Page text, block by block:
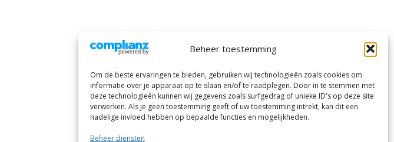
Beheer toestemming
Om de beste ervaringen te bieden, gebruiken wij technologieën zoals cookies om
informatie over je apparaat op te slaan en/of te raadplegen. Door in te stemmen met
deze technologieën kunnen wij gegevens zoals surfgedrag of unieke ID's op deze site
verwerken. Als je geen toestemming geeft of uw toestemming intrekt, kan dit een
nadelige invloed hebben op bepaalde functies en mogelijkheden.
Beheer diensten